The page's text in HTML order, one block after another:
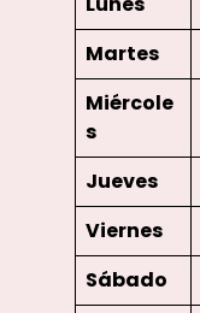
Martes
Miércole
s
Jueves
Viernes
Sábado